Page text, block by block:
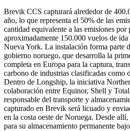
Brevik CCS capturará alrededor de
año, lo que representa el 50% de las
cantidad equivalente a las emisiones por
aproximadamente 150.000 vuelos de
Nueva York. La instalación forma parte
gobierno noruego, que desarrolla la
completa en Europa para la captura,
carbono de industrias clasificadas como
Dentro de Longship, la iniciativa
colaboración entre Equinor, Shell y
responsable del transporte y
capturado en Brevik será licuado y
en la costa oeste de Noruega. Desde
para su almacenamiento permanente